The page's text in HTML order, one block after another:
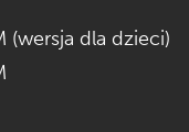
(wersja dla dzieci)